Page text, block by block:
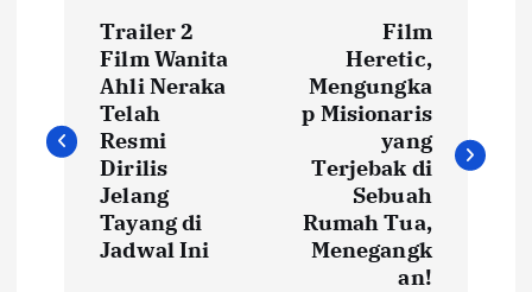
s
Trailer 2
Film Wanita
Ahli Neraka
Telah
Resmi
Dirilis
Jelang
Tayang di
Jadwal Ini
Film
Heretic,
Mengungka
p Misionaris
yang
Terjebak di
Sebuah
Rumah Tua,
Menegangk
an!